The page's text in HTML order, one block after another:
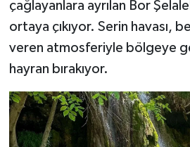
çağlayanlara ayrılan Bor
ortaya çıkıyor. Serin havası,
veren atmosferiyle bölgeye
hayran bırakıyor.